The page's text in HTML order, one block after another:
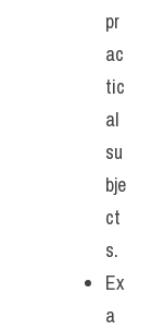
pr
ac
tic
al
su
bje
ct
s.
Ex
a